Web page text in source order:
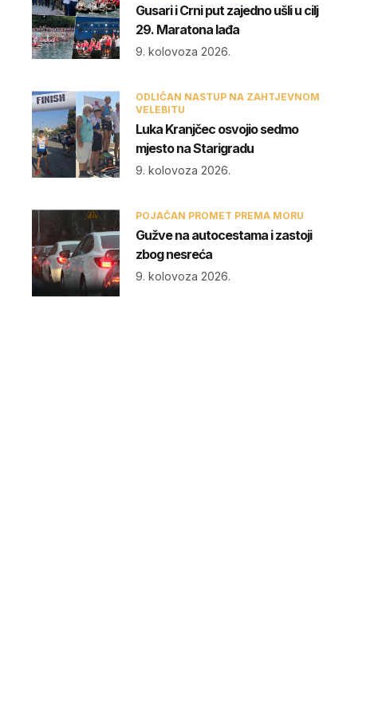
Gusari i Crni put zajedno ušli u cilj
29. Maratona lađa
9. kolovoza 2026.
ODLIČAN NASTUP NA ZAHTJEVNOM
VELEBITU
Luka Kranjčec osvojio sedmo
mjesto na Starigradu
9. kolovoza 2026.
POJAČAN PROMET PREMA MORU
Gužve na autocestama i zastoji
zbog nesreća
9. kolovoza 2026.